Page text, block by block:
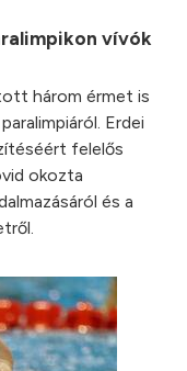
vívók
három érmet is
Erdei
felelős
okozta
és a